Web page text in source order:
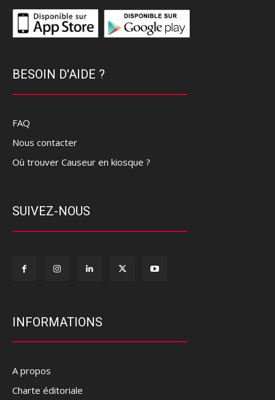
BESOIN D'AIDE ?
FAQ
Nous contacter
Où trouver Causeur en kiosque ?
SUIVEZ-NOUS
INFORMATIONS
A propos
Charte éditoriale